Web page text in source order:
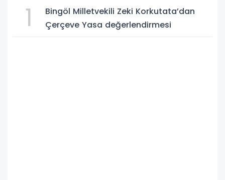
1
Bingöl Milletvekili Zeki Korkutata’dan
Çerçeve Yasa değerlendirmesi